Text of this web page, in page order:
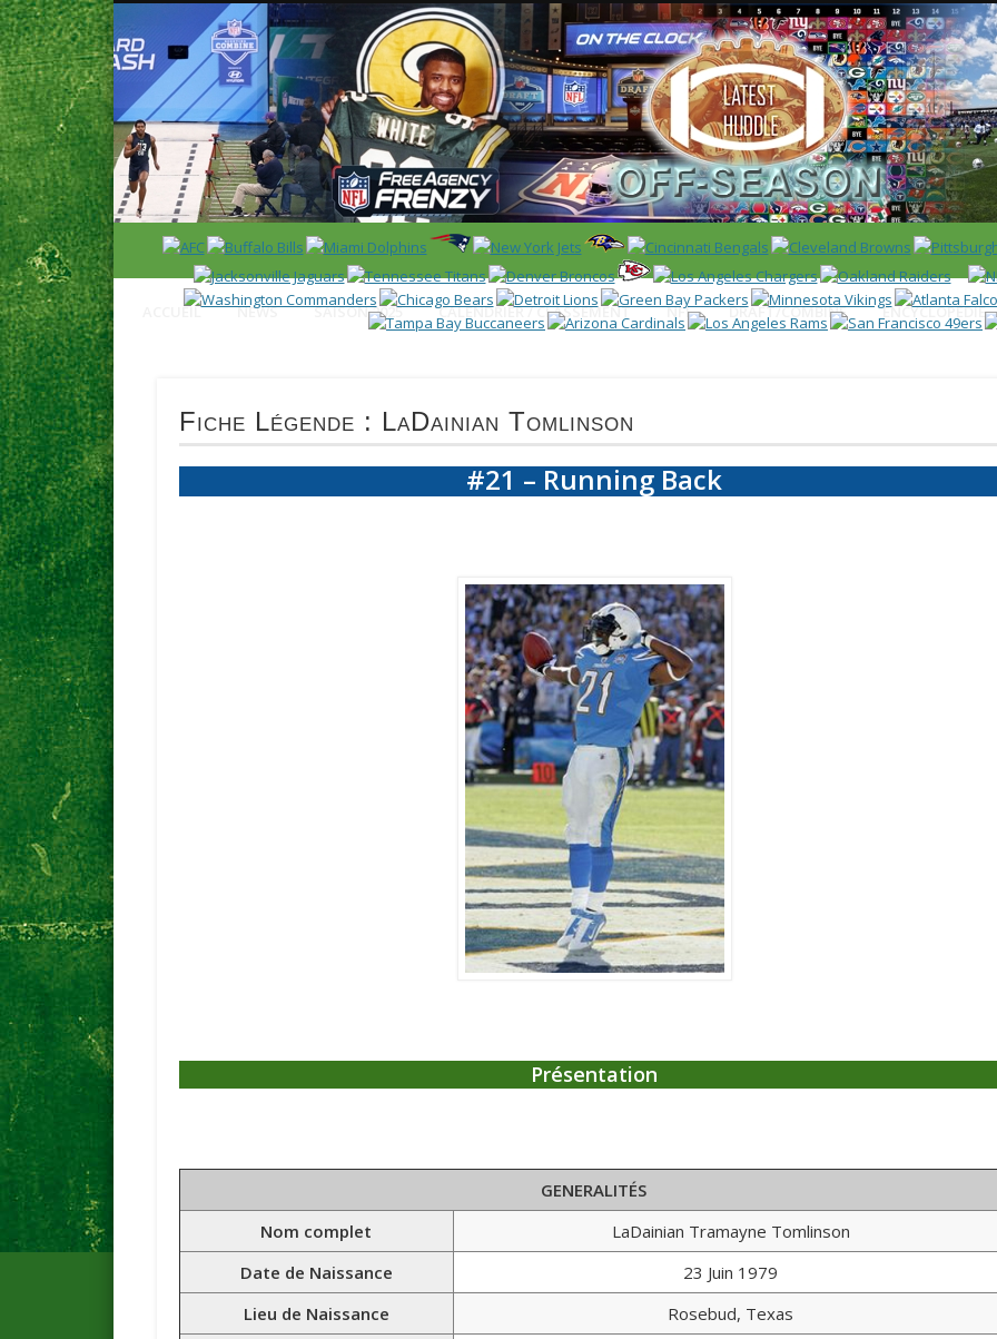
News en français sur la NFL et le Football Américain (Foot US)
ACCUEIL NEWS SAISON 2025 CALENDRIER / CLASSEMENT NFL DRAFT/COMBINE ENCYCLOPÉDIE
Fiche Légende : LaDainian Tomlinson
#21 – Running Back
Présentation
GENERALITÉS
Nom complet
LaDainian Tramayne Tomlinson
Date de Naissance
23 Juin 1979
Lieu de Naissance
Rosebud, Texas